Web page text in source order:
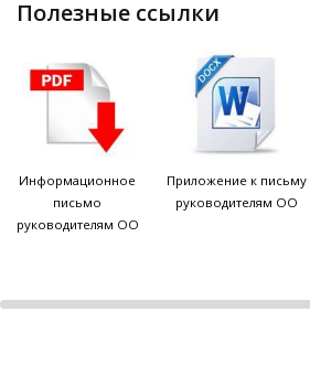
полезные ссылки
Информационное
письмо
руководителям ОО
Приложение к письму
руководителям ОО